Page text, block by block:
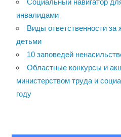
инвалидами
Виды ответственности за
детьми
10 заповедей
Областные конкурсы и
министерством труда и
году